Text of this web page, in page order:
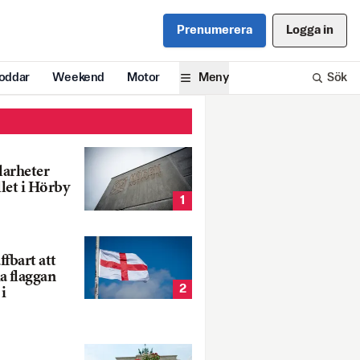
Prenumerera Logga in
Weekend Motor Meny Sök
i Hörby
1
att
flaggan
2